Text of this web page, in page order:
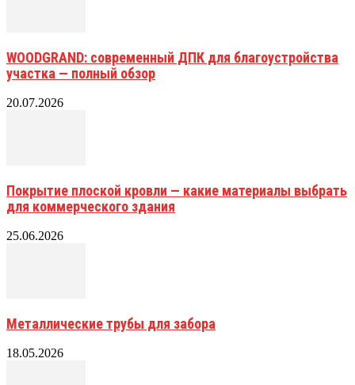
WOODGRAND: современный ДПК для благоустройства
участка — полный обзор
20.07.2026
Покрытие плоской кровли — какие материалы выбрать
для коммерческого здания
25.06.2026
Металлические трубы для забора
18.05.2026